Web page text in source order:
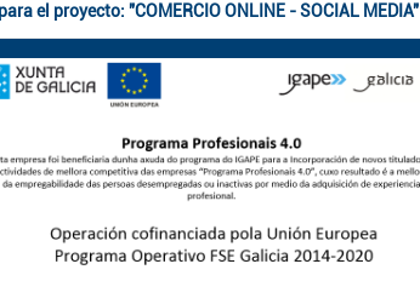
para el proyecto: "COMERCIO ONLINE - SOCIAL MEDIA"